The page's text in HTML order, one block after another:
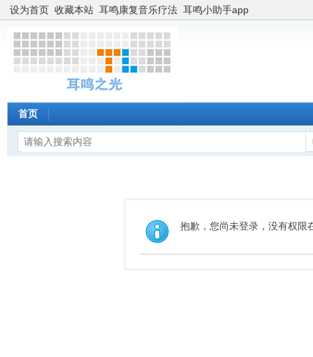
设为首页 收藏本站 耳鸣康复音乐疗法 耳鸣小助手app
首页
抱歉，您尚未登录，没有权限